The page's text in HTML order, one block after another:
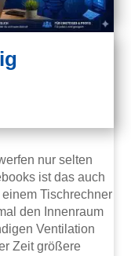
nur selten
ist das auch
Tischrechner
den Innenraum
Ventilation
Zeit größere